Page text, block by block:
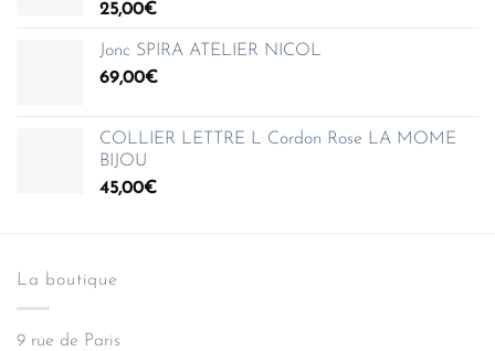
25,00€
Jonc SPIRA ATELIER NICOL
69,00€
COLLIER LETTRE L Cordon Rose LA MOME
BIJOU
45,00€
La boutique
9 rue de Paris